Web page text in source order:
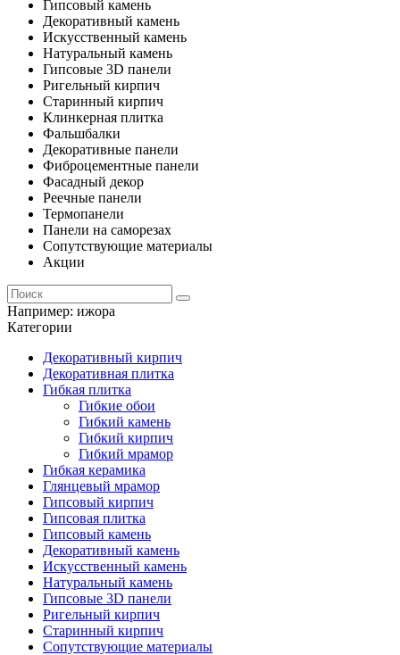
Гипсовый камень
Декоративный камень
Искусственный камень
Натуральный камень
Гипсовые 3D панели
Ригельный кирпич
Старинный кирпич
Клинкерная плитка
Фальшбалки
Декоративные панели
Фиброцементные панели
Фасадный декор
Реечные панели
Термопанели
Панели на саморезах
Сопутствующие материалы
Акции
Например: ижора
Категории
Декоративный кирпич
Декоративная плитка
Гибкая плитка
Гибкие обои
Гибкий камень
Гибкий кирпич
Гибкий мрамор
Гибкая керамика
Глянцевый мрамор
Гипсовый кирпич
Гипсовая плитка
Гипсовый камень
Декоративный камень
Искусственный камень
Натуральный камень
Гипсовые 3D панели
Ригельный кирпич
Старинный кирпич
Сопутствующие материалы